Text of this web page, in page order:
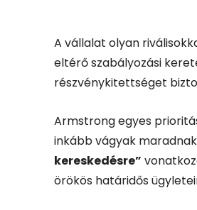
A vállalat olyan
eltérő szabályozási
részvénykitettséget
Armstrong egyes
inkább vágyak
kereskedésre”
örökös határidős